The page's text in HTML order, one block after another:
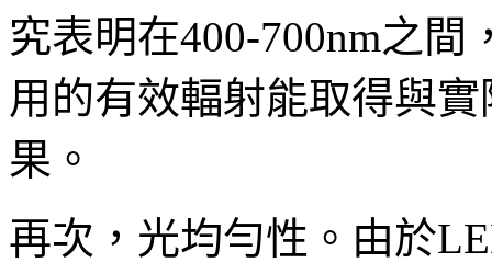
究表明在400-700nm之
用的有效輻射能取得與
果。
再次，光均勻性。由於